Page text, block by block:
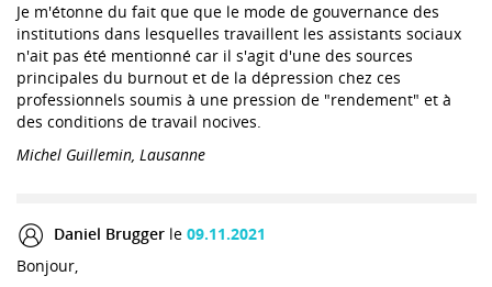
Je m'étonne du fait que que le mode de gouvernance des
institutions dans lesquelles travaillent les assistants sociaux
n'ait pas été mentionné car il s'agit d'une des sources
principales du burnout et de la dépression chez ces
professionnels soumis à une pression de "rendement" et à
des conditions de travail nocives.
Michel Guillemin, Lausanne
Daniel Brugger le 09.11.2021
Bonjour,